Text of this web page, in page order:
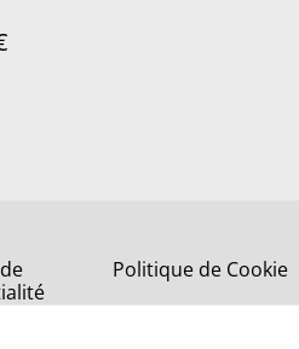
Politique de Cookie